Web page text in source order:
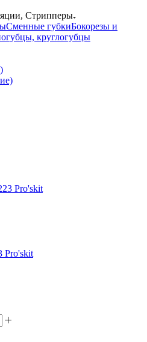
Стрипперы
Сменные губкиБокорезы и
круглогубцы
Pro'skit